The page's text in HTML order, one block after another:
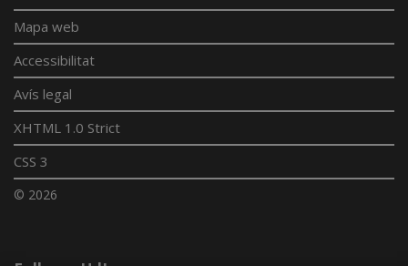
Mapa web
Accessibilitat
Avís legal
XHTML 1.0 Strict
CSS 3
© 2026